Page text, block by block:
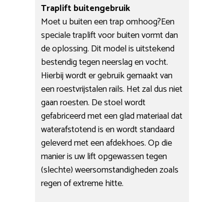
Traplift buitengebruik
Moet u buiten een trap omhoog?Een
speciale traplift voor buiten vormt dan
de oplossing. Dit model is uitstekend
bestendig tegen neerslag en vocht.
Hierbij wordt er gebruik gemaakt van
een roestvrijstalen rails. Het zal dus niet
gaan roesten. De stoel wordt
gefabriceerd met een glad materiaal dat
waterafstotend is en wordt standaard
geleverd met een afdekhoes. Op die
manier is uw lift opgewassen tegen
(slechte) weersomstandigheden zoals
regen of extreme hitte.